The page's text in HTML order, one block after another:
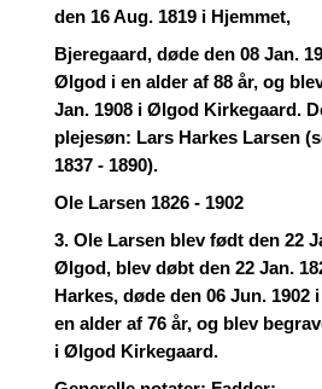
den 16 Aug. 1819 i Hjemmet,
Bjeregaard, døde den 08 Jan.
Ølgod i en alder af 88 år, og
Jan. 1908 i Ølgod Kirkegaard.
plejesøn: Lars Harkes Larsen
1837 - 1890).
Ole Larsen 1826 - 1902
3. Ole Larsen blev født den 22
Ølgod, blev døbt den 22 Jan.
Harkes, døde den 06 Jun. 1902
en alder af 76 år, og blev
i Ølgod Kirkegaard.